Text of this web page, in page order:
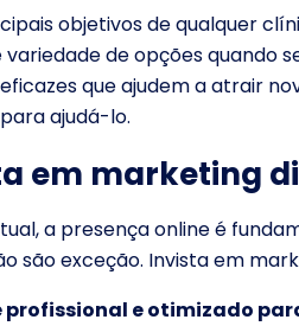
objetivos de qualquer
de opções quando
que ajudem a atrair
ajudá-lo.
em marketing
a presença online é
são exceção. Invista em
profissional e otimizado